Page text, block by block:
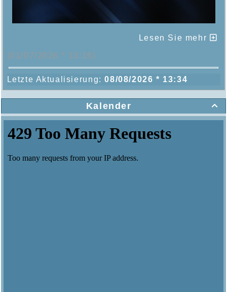

Kalender
Lesen Sie mehr
(01/07/2026 * 13:16)
Letzte Aktualisierung:08/08/2026 * 13:34